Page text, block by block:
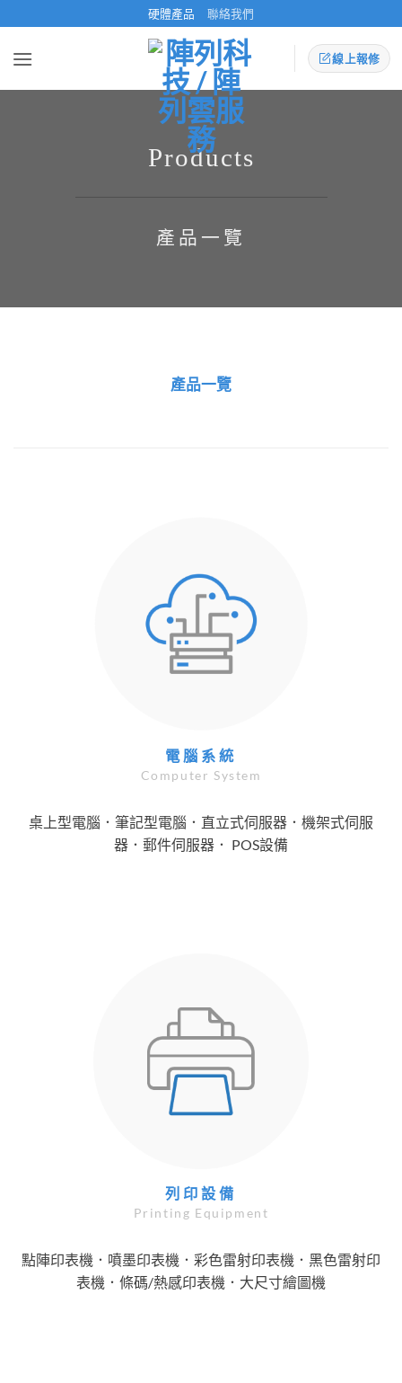
to
content
硬體產品 聯絡我們
線上報修
Products
產品一覽
產品一覽
電腦系統
Computer System
桌上型電腦．筆記型電腦．直立式伺服器．機架式伺服
器．郵件伺服器． POS設備
列印設備
Printing Equipment
點陣印表機．噴墨印表機．彩色雷射印表機．黑色雷射印
表機．條碼/熱感印表機．大尺寸繪圖機